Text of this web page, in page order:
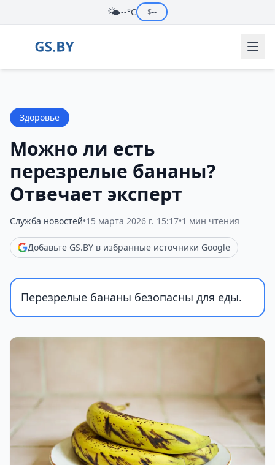
🌤️--°C $--
Здоровье
Можно ли есть
перезрелые бананы?
Отвечает эксперт
Служба новостей•15 марта 2026 г. 15:17•1 мин чтения
Добавьте GS.BY в избранные источники Google
Перезрелые бананы безопасны для еды.